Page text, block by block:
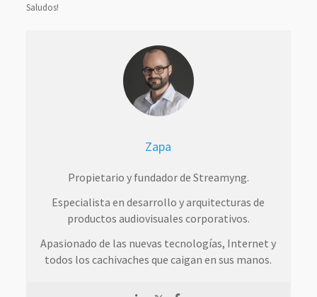
Saludos!
Zapa
Propietario y fundador de Streamyng.
Especialista en desarrollo y arquitecturas de
productos audiovisuales corporativos.
Apasionado de las nuevas tecnologías, Internet y
todos los cachivaches que caigan en sus manos.